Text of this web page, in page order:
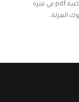
تحميل مقياس او استبيان عن سلوك العزلة الاجتماعية pdf في فترة
العزلة…